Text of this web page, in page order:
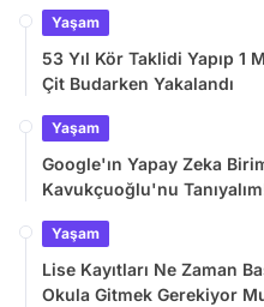
Yaşam
53 Yıl Kör Taklidi Yapıp 1
Çit Budarken Yakalandı
Yaşam
Google'ın Yapay Zeka
Kavukçuoğlu'nu
Yaşam
Lise Kayıtları Ne Zaman
Okula Gitmek Gerekiyor